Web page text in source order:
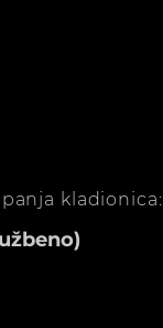
kladionica: